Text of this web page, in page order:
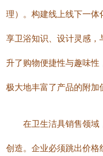
理）。构建线上线下一
享卫浴知识、设计灵感，
升了购物便捷性与趣味性
极大地丰富了产品的附加
在卫生洁具销售领域
创造。企业必须跳出价格